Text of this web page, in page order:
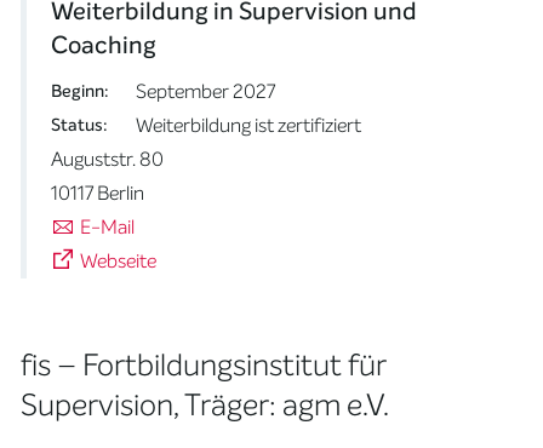
Weiterbildung in Supervision und
Coaching
Beginn: September 2027
Status:
Weiterbildung ist zertifiziert
Auguststr. 80
10117 Berlin
E-Mail
Webseite
fis – Fortbildungsinstitut für
Supervision, Träger: agm e.V.